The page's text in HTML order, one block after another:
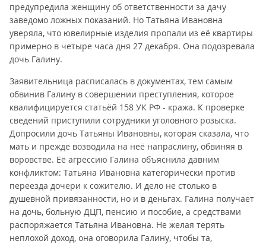
предупредила женщину об ответственности за дачу
заведомо ложных показаний. Но Татьяна Ивановна
уверяла, что ювелирные изделия пропали из её квартиры
примерно в четыре часа дня 27 декабря. Она подозревала
дочь Галину.
Заявительница расписалась в документах, тем самым
обвинив Галину в совершении преступления, которое
квалифицируется статьёй 158 УК РФ - кража. К проверке
сведений приступили сотрудники уголовного розыска.
Допросили дочь Татьяны Ивановны, которая сказала, что
мать и прежде возводила на неё напраслину, обвиняя в
воровстве. Её агрессию Галина объяснила давним
конфликтом: Татьяна Ивановна категорически против
переезда дочери к сожителю. И дело не столько в
душевной привязанности, но и в деньгах. Галина получает
на дочь, больную ДЦП, пенсию и пособие, а средствами
распоряжается Татьяна Ивановна. Не желая терять
неплохой доход, она оговорила Галину, чтобы та,